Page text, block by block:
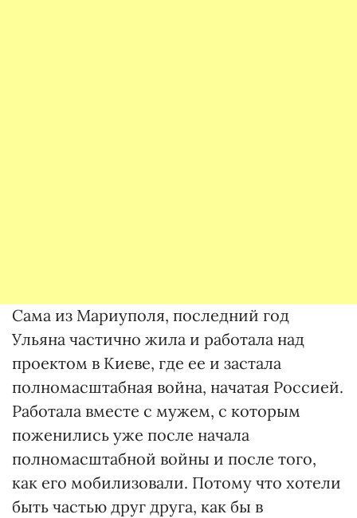
Сама из Мариуполя, последний год
Ульяна частично жила и работала над
проектом в Киеве, где ее и застала
полномасштабная война, начатая Россией.
Работала вместе с мужем, с которым
поженились уже после начала
полномасштабной войны и после того,
как его мобилизовали. Потому что хотели
быть частью друг друга, как бы в